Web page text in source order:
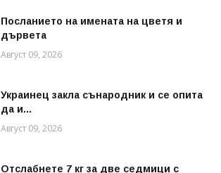
Посланието на имената на цветя и
дървета
Август 09, 2026
Украинец закла сънародник и се опита
да и...
Август 09, 2026
Отслабнете 7 кг за две седмици с